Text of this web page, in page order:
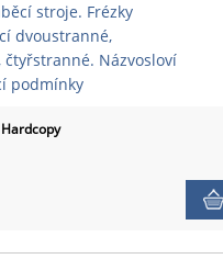
stroje. Frézky
dvoustranné,
Názvosloví
podmínky